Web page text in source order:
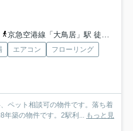
京急空港線「大鳥居」駅 徒歩5分
エアコン
フローリング
ペット相談可の物件です。落ち着
年築の物件です。2駅利... もっと見